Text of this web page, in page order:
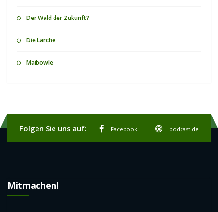
Der Wald der Zukunft?
Die Lärche
Maibowle
Folgen Sie uns auf: Facebook podcast.de
Mitmachen!